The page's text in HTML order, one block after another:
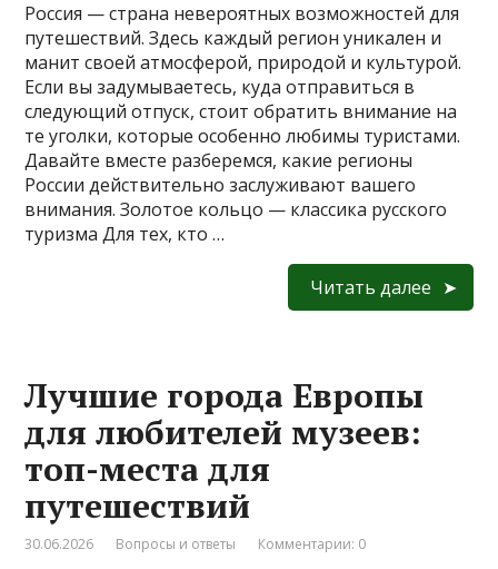
Россия — страна невероятных возможностей для
путешествий. Здесь каждый регион уникален и
манит своей атмосферой, природой и культурой.
Если вы задумываетесь, куда отправиться в
следующий отпуск, стоит обратить внимание на
те уголки, которые особенно любимы туристами.
Давайте вместе разберемся, какие регионы
России действительно заслуживают вашего
внимания. Золотое кольцо — классика русского
туризма Для тех, кто …
Читать далее
Лучшие города Европы
для любителей музеев:
топ-места для
путешествий
30.06.2026 Вопросы и ответы Комментарии: 0